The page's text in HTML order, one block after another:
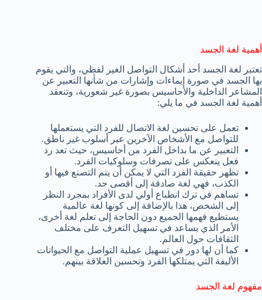
أهمية لغة الجسد
تعتبر لغة الجسد أحد أشكال التواصل الغير لفظي، والتي يقوم
بها الجسد في صورة إيماءات وإشارات من شأنها التعبير عن
المشاعر الداخلية والأحاسيس بصورة غير شعورية، وتنعقد
أهمية لغة الجسد في ما يلي:
تعمل على تحسين لغة الاتصال للفرد التي يستعملها
للتواصل مع الأشخاص الآخرين عبر أسلوب غير ناطق.
التعبير عن ما بداخل الفرد من أحاسيس، حيث تعد رد
فعل ينعكس على تصرفات وسلوكيات الفرد.
تظهر حقيقة الفرد التي لا يمكن أن يتم التصنع فيها أو
الكذب، فهي لغة صادقة إلى أقصى حد.
تساهم في ترك انطباع أولي لدى الأفراد بمجرد النظر
إلى الشخص، هذا بالإضافة إلى كونها لغة عالمية
يستطيع فهمها الجميع دون الحاجة إلى تعلم لغة أخرى،
الأمر الذي يساعد في تسهيل التعرف على مختلف
الثقافات حول العالم.
كما أن لها دور في تسهيل عملية التواصل مع الحيوانات
الأليفة التي يمتلكها الفرد وتحسين العلاقة بينهم.
مفهوم لغة الجسد